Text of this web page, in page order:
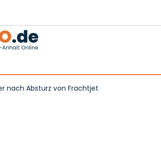
nach Absturz von Frachtjet